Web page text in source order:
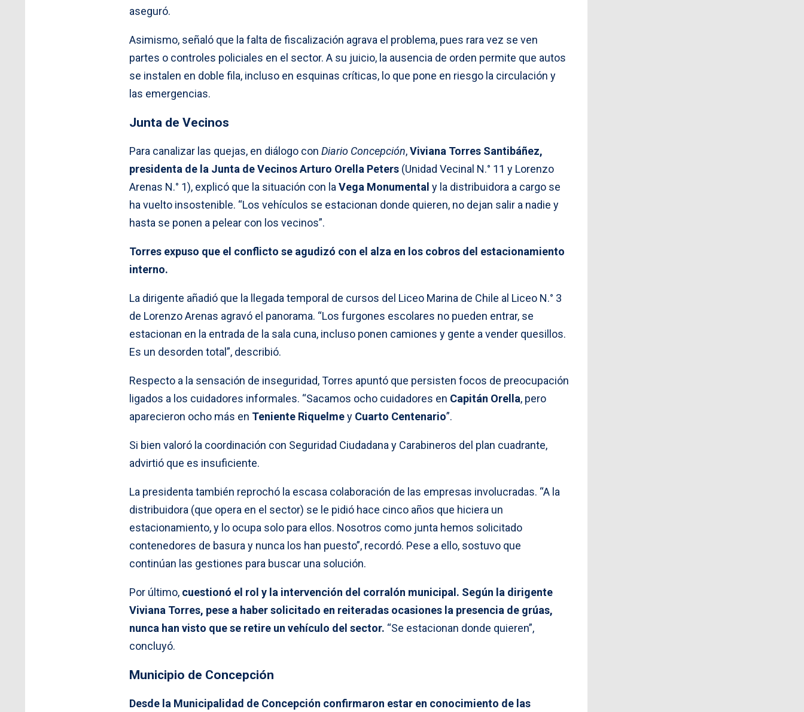
aseguró.
Asimismo, señaló que la falta de fiscalización agrava el problema, pues rara vez se ven
partes o controles policiales en el sector. A su juicio, la ausencia de orden permite que autos
se instalen en doble fila, incluso en esquinas críticas, lo que pone en riesgo la circulación y
las emergencias.
Junta de Vecinos
Para canalizar las quejas, en diálogo con Diario Concepción,Viviana Torres Santibáñez,
presidenta de la Junta de Vecinos Arturo Orella Peters (Unidad Vecinal N.° 11 y Lorenzo
Arenas N.° 1), explicó que la situación con la Vega Monumental y la distribuidora a cargo se
ha vuelto insostenible. “Los vehículos se estacionan donde quieren, no dejan salir a nadie y
hasta se ponen a pelear con los vecinos”.
Torres expuso que el conflicto se agudizó con el alza en los cobros del estacionamiento
interno.
La dirigente añadió que la llegada temporal de cursos del Liceo Marina de Chile al Liceo N.° 3
de Lorenzo Arenas agravó el panorama. “Los furgones escolares no pueden entrar, se
estacionan en la entrada de la sala cuna, incluso ponen camiones y gente a vender quesillos.
Es un desorden total”, describió.
Respecto a la sensación de inseguridad, Torres apuntó que persisten focos de preocupación
ligados a los cuidadores informales. “Sacamos ocho cuidadores en Capitán Orella, pero
aparecieron ocho más en Teniente Riquelmey Cuarto Centenario”.
Si bien valoró la coordinación con Seguridad Ciudadana y Carabineros del plan cuadrante,
advirtió que es insuficiente.
La presidenta también reprochó la escasa colaboración de las empresas involucradas. “A la
distribuidora (que opera en el sector) se le pidió hace cinco años que hiciera un
estacionamiento, y lo ocupa solo para ellos. Nosotros como junta hemos solicitado
contenedores de basura y nunca los han puesto”, recordó. Pese a ello, sostuvo que
continúan las gestiones para buscar una solución.
Por último, cuestionó el rol y la intervención del corralón municipal. Según la dirigente
Viviana Torres, pese a haber solicitado en reiteradas ocasiones la presencia de grúas,
nunca han visto que se retire un vehículo del sector. “Se estacionan donde quieren”,
concluyó.
Municipio de Concepción
Desde la Municipalidad de Concepción confirmaron estar en conocimiento de las